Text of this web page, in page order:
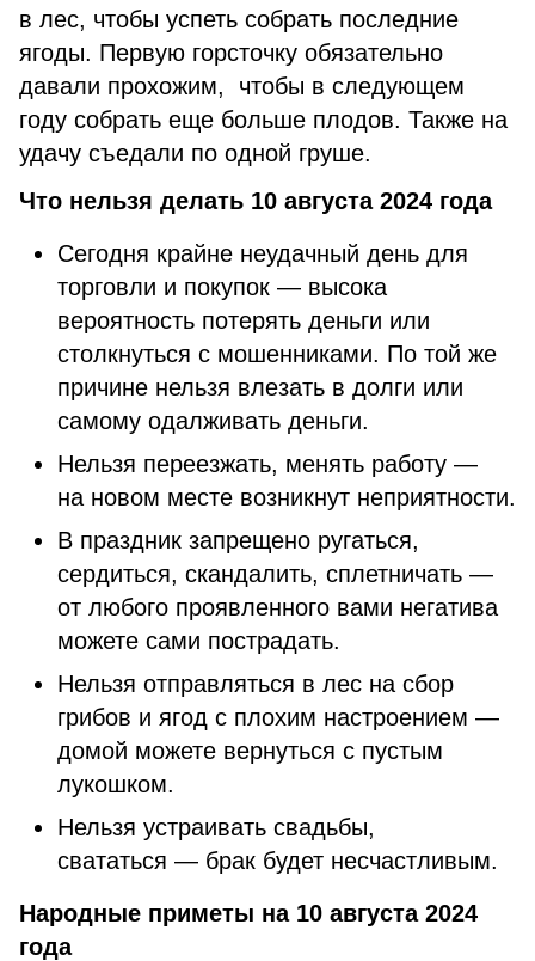
в лес, чтобы успеть собрать последние
ягоды. Первую горсточку обязательно
давали прохожим, чтобы в следующем
году собрать еще больше плодов. Также на
удачу съедали по одной груше.
Что нельзя делать 10 августа 2024 года
Сегодня крайне неудачный день для
торговли и покупок — высока
вероятность потерять деньги или
столкнуться с мошенниками. По той же
причине нельзя влезать в долги или
самому одалживать деньги.
Нельзя переезжать, менять работу —
на новом месте возникнут неприятности.
В праздник запрещено ругаться,
сердиться, скандалить, сплетничать —
от любого проявленного вами негатива
можете сами пострадать.
Нельзя отправляться в лес на сбор
грибов и ягод с плохим настроением —
домой можете вернуться с пустым
лукошком.
Нельзя устраивать свадьбы,
свататься — брак будет несчастливым.
Народные приметы на 10 августа 2024
года